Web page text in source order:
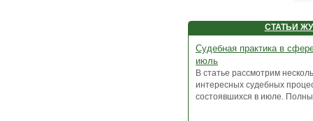
СТАТЬИ
Судебная практика в
июль
В статье рассмотрим
интересных судебных
состоявшихся в июле.